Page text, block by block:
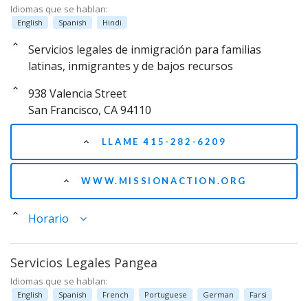
Idiomas que se hablan:
English Spanish Hindi
Servicios legales de inmigración para familias
latinas, inmigrantes y de bajos recursos
938 Valencia Street
San Francisco, CA 94110
LLAME 415-282-6209
WWW.MISSIONACTION.ORG
Horario
Servicios Legales Pangea
Idiomas que se hablan:
English Spanish French Portuguese German
Farsi